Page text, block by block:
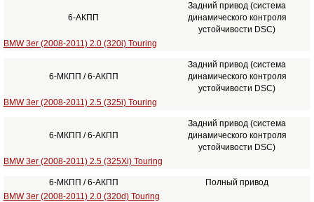
6-АКПП
Задний привод (система
динамического контроля
устойчивости DSC)
BMW 3er (2008-2011) 2.0 (320i) Touring
6-МКПП / 6-АКПП
Задний привод (система
динамического контроля
устойчивости DSC)
BMW 3er (2008-2011) 2.5 (325i) Touring
6-МКПП / 6-АКПП
Задний привод (система
динамического контроля
устойчивости DSC)
BMW 3er (2008-2011) 2.5 (325Xi) Touring
6-МКПП / 6-АКПП
Полный привод
BMW 3er (2008-2011) 2.0 (320d) Touring